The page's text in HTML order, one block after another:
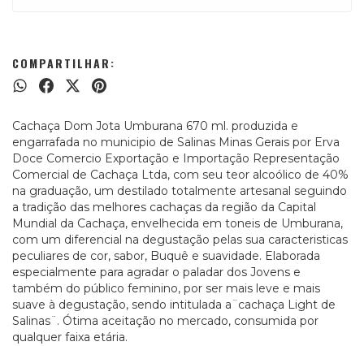
COMPARTILHAR:
Cachaça Dom Jota Umburana 670 ml. produzida e
engarrafada no municipio de Salinas Minas Gerais por Erva
Doce Comercio Exportação e Importação Representação
Comercial de Cachaça Ltda, com seu teor alcoólico de 40%
na graduação, um destilado totalmente artesanal seguindo
a tradição das melhores cachaças da região da Capital
Mundial da Cachaça, envelhecida em toneis de Umburana,
com um diferencial na degustação pelas sua caracteristicas
peculiares de cor, sabor, Buquê e suavidade. Elaborada
especialmente para agradar o paladar dos Jovens e
também do público feminino, por ser mais leve e mais
suave à degustação, sendo intitulada a¨cachaça Light de
Salinas¨. Ótima aceitação no mercado, consumida por
qualquer faixa etária.